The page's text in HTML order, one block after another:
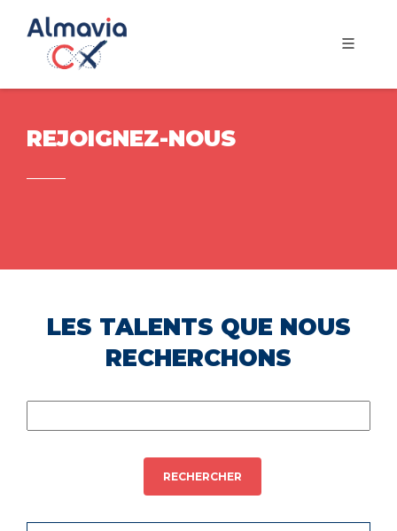
REJOIGNEZ-NOUS
LES TALENTS QUE NOUS
RECHERCHONS
RECHERCHER